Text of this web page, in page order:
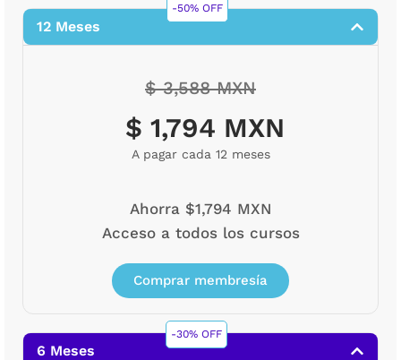
-50% OFF
12 Meses
$ 3,588 MXN
$ 1,794 MXN
A pagar cada 12 meses
Ahorra $1,794 MXN
Acceso a todos los cursos
Comprar membresía
-30% OFF
6 Meses